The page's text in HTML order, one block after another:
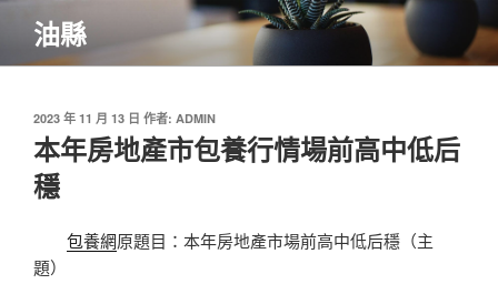
主
油縣
發
於
2023 年 11 月 13 日 作者: ADMIN
本年房地產市包養行情場前高中低后
穩
包養網原題目：本年房地產市場前高中低后穩（主
題）